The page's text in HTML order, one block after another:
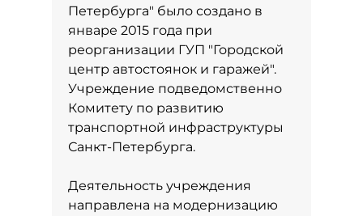
Петербурга" было создано в
январе 2015 года при
реорганизации ГУП "Городской
центр автостоянок и гаражей".
Учреждение подведомственно
Комитету по развитию
транспортной инфраструктуры
Санкт-Петербурга.
Деятельность учреждения
направлена на модернизацию